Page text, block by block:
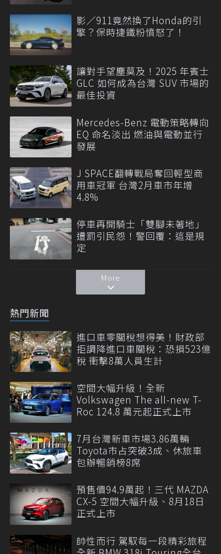
影／911竟然換了Honda的引
擎？保時捷鐵粉憤怒了！
讓對手望塵莫及！2025 年賓士
GLC 如何成為台灣 SUV 市場的
最佳投資
Mercedes-Benz 電動策略轉向
EQ 命名淡出 燃油與電動並行
發展
J SPACE翻轉戰局奪回輕型商
用車冠軍 台灣2月車市年增
4.8%
停車再開騎士「雙腳未著地」
遭罰引民怨！警回覆：這是規
定
More
熱門新聞
進口車零關稅想得美！財政部
拒調降進口車關稅：恐損523億
稅 衝擊8萬人員生計
空間大幅升級！全新
Volkswagen The all-new T-
Roc 124.8 萬元起正式上市
7月台灣新車市場3.86萬輛
Toyota市占突破3成、休旅車
包辦暢銷榜8席
預售價94.9萬起！三代 MAZDA
CX-5 空間大幅升級、8月18日
正式上市
帥性而行 駕馭每一段精彩旅程